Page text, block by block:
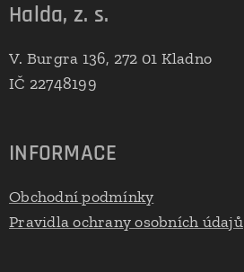
Halda, z. s.
V. Burgra 136, 272 01 Kladno
IČ 22748199
INFORMACE
Obchodní podmínky
Pravidla ochrany osobních údajů